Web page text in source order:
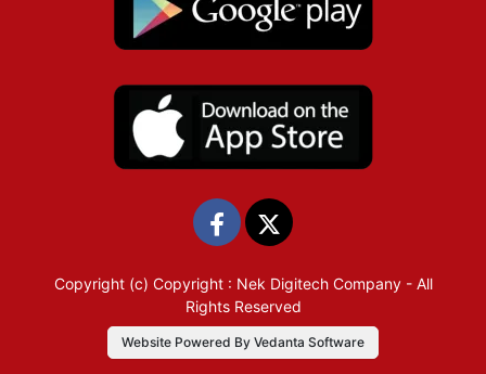
Copyright (c) Copyright : Nek Digitech Company- All
Rights Reserved
Website Powered By Vedanta Software